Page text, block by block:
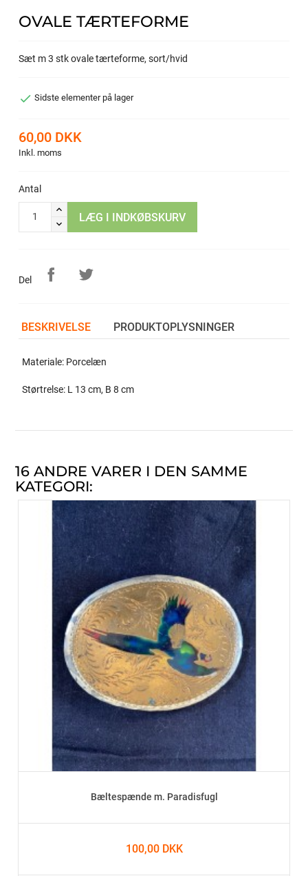
OVALE TÆRTEFORME
Sæt m 3 stk ovale tærteforme, sort/hvid
 Sidste elementer på lager
60,00 DKK
Inkl. moms
Antal
LÆG I INDKØBSKURV
Del
BESKRIVELSE PRODUKTOPLYSNINGER
Materiale: Porcelæn
Størtrelse: L 13 cm, B 8 cm
16 ANDRE VARER I DEN SAMME
KATEGORI:
Bæltespænde m. Paradisfugl
100,00 DKK